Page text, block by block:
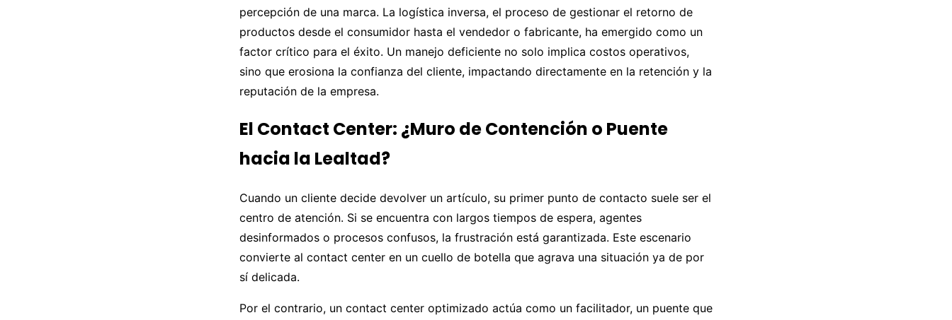
percepción de una marca. La logística inversa, el proceso de gestionar el retorno de
productos desde el consumidor hasta el vendedor o fabricante, ha emergido como un
factor crítico para el éxito. Un manejo deficiente no solo implica costos operativos,
sino que erosiona la confianza del cliente, impactando directamente en la retención y la
reputación de la empresa.
El Contact Center: ¿Muro de Contención o Puente
hacia la Lealtad?
Cuando un cliente decide devolver un artículo, su primer punto de contacto suele ser el
centro de atención. Si se encuentra con largos tiempos de espera, agentes
desinformados o procesos confusos, la frustración está garantizada. Este escenario
convierte al contact center en un cuello de botella que agrava una situación ya de por
sí delicada.
Por el contrario, un contact center optimizado actúa como un facilitador, un puente que